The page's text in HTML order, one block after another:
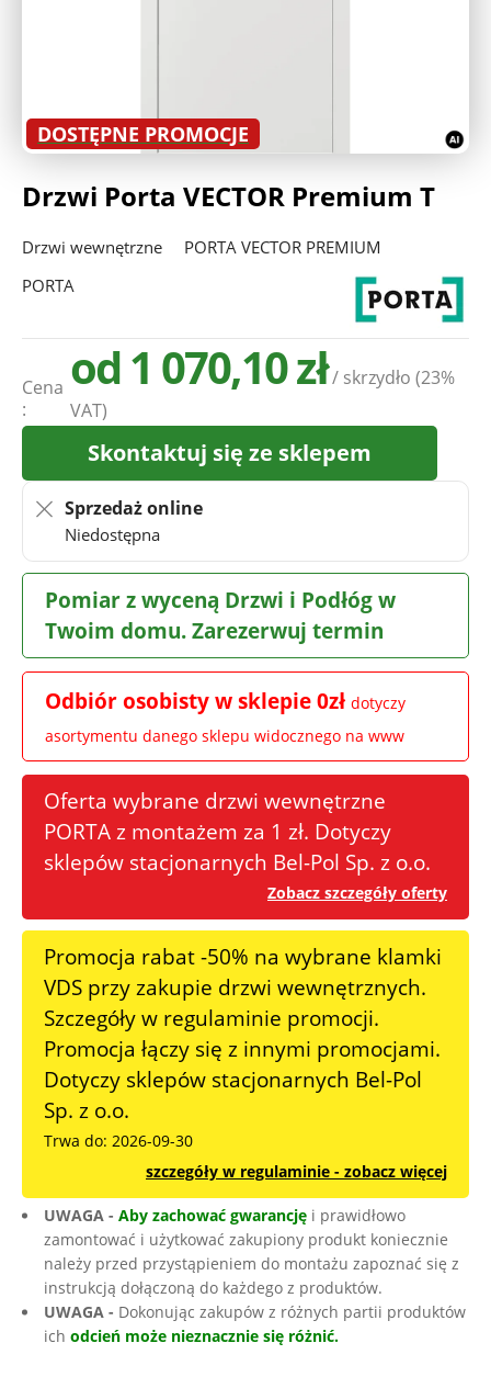
Drzwi Porta VECTOR Premium T
Drzwi wewnętrzne
PORTA VECTOR PREMIUM
PORTA
Cena
:
od 1 070,10 zł/ skrzydło(23%
VAT)
Skontaktuj się ze sklepem
Sprzedaż online
Niedostępna
Pomiar z wyceną Drzwi i Podłóg w
Twoim domu. Zarezerwuj termin
Odbiór osobisty w sklepie 0zł dotyczy
asortymentu danego sklepu widocznego na www
Oferta wybrane drzwi wewnętrzne
PORTA z montażem za 1 zł. Dotyczy
sklepów stacjonarnych Bel-Pol Sp. z o.o.
Zobacz szczegóły oferty
Promocja rabat -50% na wybrane klamki
VDS przy zakupie drzwi wewnętrznych.
Szczegóły w regulaminie promocji.
Promocja łączy się z innymi promocjami.
Dotyczy sklepów stacjonarnych Bel-Pol
Sp. z o.o.
Trwa do: 2026-09-30
szczegóły w regulaminie - zobacz więcej
UWAGA - Aby zachować gwarancję i prawidłowo
zamontować i użytkować zakupiony produkt koniecznie
należy przed przystąpieniem do montażu zapoznać się z
instrukcją dołączoną do każdego z produktów.
UWAGA - Dokonując zakupów z różnych partii produktów
ich odcień może nieznacznie się różnić.
DOSTĘPNE PROMOCJE